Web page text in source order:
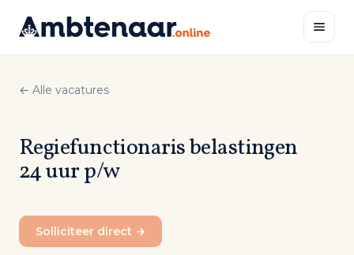
inhoud
← Alle vacatures
Regiefunctionaris belastingen
24 uur p/w
Solliciteer direct →